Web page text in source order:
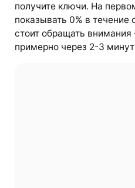
получите ключи. На
показывать 0% в течение
стоит обращать
примерно через 2-3